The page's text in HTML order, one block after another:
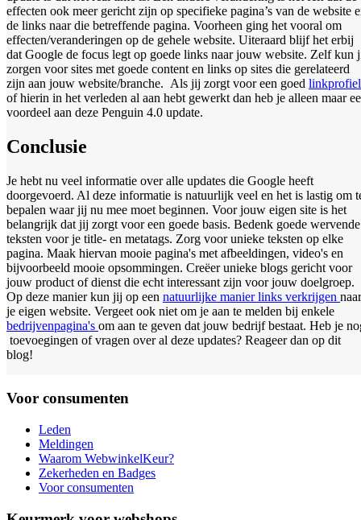
effecten ook meer gericht zijn op specifieke pagina’s van de website
de links naar die betreffende pagina. Voorheen ging het vooral om
effecten/veranderingen op de gehele website. Uiteraard blijf het erbij
dat Google de focus legt op goede links naar jouw website. Zelf kun
zorgen voor sites met goede content en links op sites die gerelateerd
zijn aan jouw website/branche. Als jij zorgt voor een goed linkprofiel
of hierin in het verleden al aan hebt gewerkt dan heb je alleen maar
voordeel aan deze Penguin 4.0 update.
Conclusie
Je hebt nu veel informatie over alle updates die Google heeft
doorgevoerd. Al deze informatie is natuurlijk veel en het is lastig om
bepalen waar jij nu mee moet beginnen. Voor jouw eigen site is het
belangrijk dat jij zorgt voor een goede basis. Bedenk goede wervende
teksten voor je title- en metatags. Zorg voor unieke teksten op elke
pagina. Maak hiervan mooie pagina's met afbeeldingen, video's en
bijvoorbeeld mooie opsommingen. Creëer unieke blogs gericht voor
jouw product of dienst die echt interessant zijn voor jouw doelgroep.
Op deze manier kun jij op een natuurlijke manier links verkrijgen naar
je eigen website. Vergeet ook niet om je aan te melden bij enkele
bedrijvenpagina's om aan te geven dat jouw bedrijf bestaat. Heb je
toevoegingen of vragen over al deze updates? Reageer dan op dit
blog!
Voor consumenten
Leden
Meldingen
Waarom WebwinkelKeur?
Zekerheden en Badges
Voor consumenten